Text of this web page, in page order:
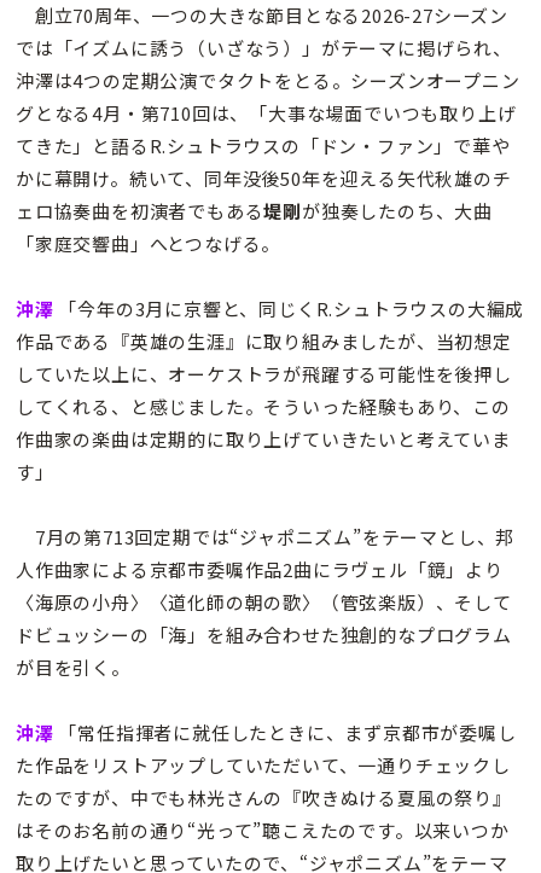
創立70周年、一つの大きな節目となる2026-27シーズン
では「イズムに誘う（いざなう）」がテーマに掲げられ、
沖澤は4つの定期公演でタクトをとる。シーズンオープニン
グとなる4月・第710回は、「大事な場面でいつも取り上げ
てきた」と語るR.シュトラウスの「ドン・ファン」で華や
かに幕開け。続いて、同年没後50年を迎える矢代秋雄のチ
ェロ協奏曲を初演者でもある堤剛が独奏したのち、大曲
「家庭交響曲」へとつなげる。
沖澤 「今年の3月に京響と、同じくR.シュトラウスの大編成
作品である『英雄の生涯』に取り組みましたが、当初想定
していた以上に、オーケストラが飛躍する可能性を後押し
してくれる、と感じました。そういった経験もあり、この
作曲家の楽曲は定期的に取り上げていきたいと考えていま
す」
7月の第713回定期では“ジャポニズム”をテーマとし、邦
人作曲家による京都市委嘱作品2曲にラヴェル「鏡」より
〈海原の小舟〉〈道化師の朝の歌〉（管弦楽版）、そして
ドビュッシーの「海」を組み合わせた独創的なプログラム
が目を引く。
沖澤 「常任指揮者に就任したときに、まず京都市が委嘱し
た作品をリストアップしていただいて、一通りチェックし
たのですが、中でも林光さんの『吹きぬける夏風の祭り』
はそのお名前の通り“光って”聴こえたのです。以来いつか
取り上げたいと思っていたので、“ジャポニズム”をテーマ